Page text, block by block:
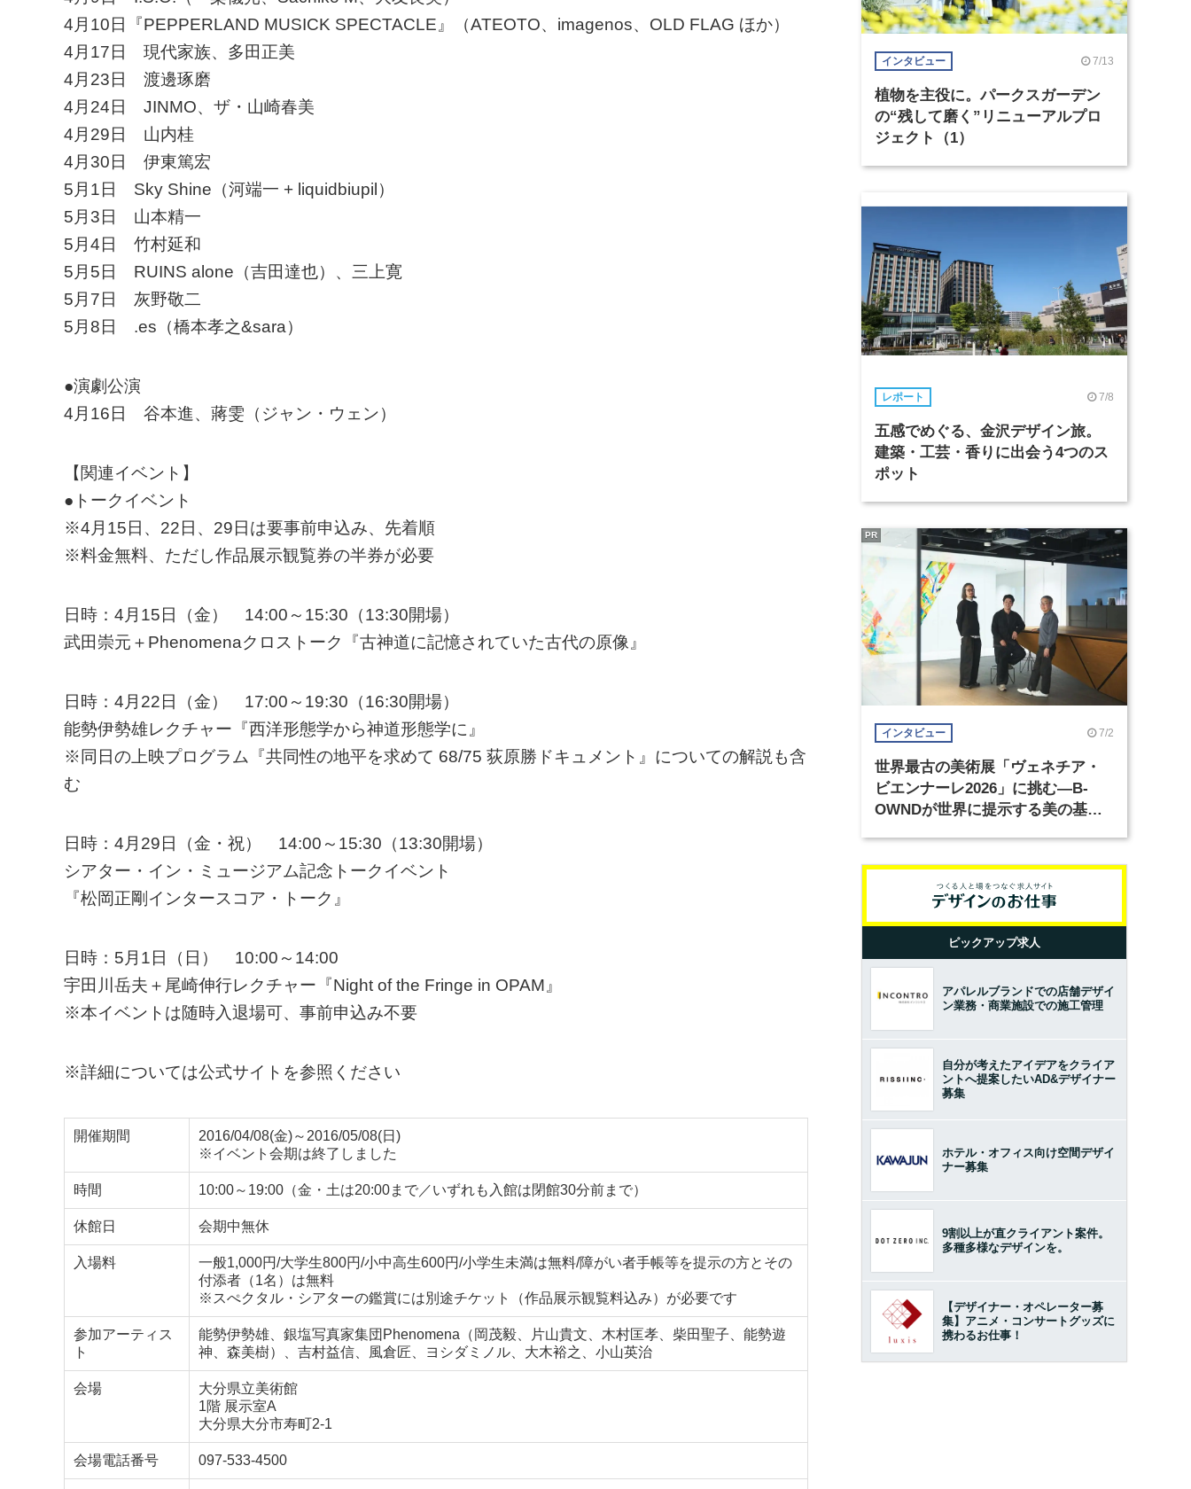
4月10日『PEPPERLAND MUSICK SPECTACLE』（ATEOTO、imagenos、OLD FLAG ほか）
4月17日 現代家族、多田正美
4月23日 渡邊琢磨
4月24日 JINMO、ザ・山崎春美
4月29日 山内桂
4月30日 伊東篤宏
5月1日 Sky Shine（河端一 + liquidbiupil）
5月3日 山本精一
5月4日 竹村延和
5月5日 RUINS alone（吉田達也）、三上寛
5月7日 灰野敬二
5月8日 .es（橋本孝之&sara）
●演劇公演
4月16日 谷本進、蔣雯（ジャン・ウェン）
【関連イベント】
●トークイベント
※4月15日、22日、29日は要事前申込み、先着順
※料金無料、ただし作品展示観覧券の半券が必要
日時：4月15日（金） 14:00～15:30（13:30開場）
武田崇元＋Phenomenaクロストーク『古神道に記憶されていた古代の原像』
日時：4月22日（金） 17:00～19:30（16:30開場）
能勢伊勢雄レクチャー『西洋形態学から神道形態学に』
※同日の上映プログラム『共同性の地平を求めて 68/75 荻原勝ドキュメント』についての解説も含
む
日時：4月29日（金・祝） 14:00～15:30（13:30開場）
シアター・イン・ミュージアム記念トークイベント
『松岡正剛インタースコア・トーク』
日時：5月1日（日） 10:00～14:00
宇田川岳夫＋尾崎伸行レクチャー『Night of the Fringe in OPAM』
※本イベントは随時入退場可、事前申込み不要
※詳細については公式サイトを参照ください
開催期間
2016/04/08(金)～2016/05/08(日)
※イベント会期は終了しました
時間 10:00～19:00（金・土は20:00まで／いずれも入館は閉館30分前まで）
休館日 会期中無休
入場料
一般1,000円/大学生800円/小中高生600円/小学生未満は無料/障がい者手帳等を提示の方とその
付添者（1名）は無料
※スぺクタル・シアターの鑑賞には別途チケット（作品展示観覧料込み）が必要です
参加アーティス
ト
能勢伊勢雄、銀塩写真家集団Phenomena（岡茂毅、片山貴文、木村匡孝、柴田聖子、能勢遊
神、森美樹）、吉村益信、風倉匠、ヨシダミノル、大木裕之、小山英治
会場
大分県立美術館
1階 展示室A
大分県大分市寿町2-1
会場電話番号 097-533-4500
インタビュー 7/13
植物を主役に。パークスガーデン
の“残して磨く”リニューアルプロ
ジェクト（1）
レポート 7/8
五感でめぐる、金沢デザイン旅。
建築・工芸・香りに出会う4つのス
ポット
インタビュー 7/2
世界最古の美術展「ヴェネチア・
ビエンナーレ2026」に挑む―B-
OWNDが世界に提示する美の基準
PR
ピックアップ求人
アパレルブランドでの店舗デザイ
ン業務・商業施設での施工管理
自分が考えたアイデアをクライア
ントへ提案したいAD&デザイナー
募集
ホテル・オフィス向け空間デザイ
ナー募集
9割以上が直クライアント案件。
多種多様なデザインを。
【デザイナー・オペレーター募
集】アニメ・コンサートグッズに
携わるお仕事！